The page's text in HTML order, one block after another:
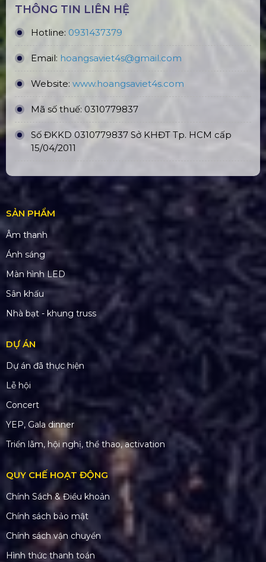
THÔNG TIN LIÊN HỆ
Hotline: 0931437379
Email: hoangsaviet4s@gmail.com
Website: www.hoangsaviet4s.com
Mã số thuế: 0310779837
Số ĐKKD 0310779837 Sở KHĐT Tp. HCM cấp
15/04/2011
SẢN PHẨM
Âm thanh
Ánh sáng
Màn hình LED
Sân khấu
Nhà bạt - khung truss
DỰ ÁN
Dự án đã thực hiện
Lễ hội
Concert
YEP, Gala dinner
Triển lãm, hội nghị, thể thao, activation
QUY CHẾ HOẠT ĐỘNG
Chính Sách & Điều khoản
Chính sách bảo mật
Chính sách vận chuyển
Hình thức thanh toán